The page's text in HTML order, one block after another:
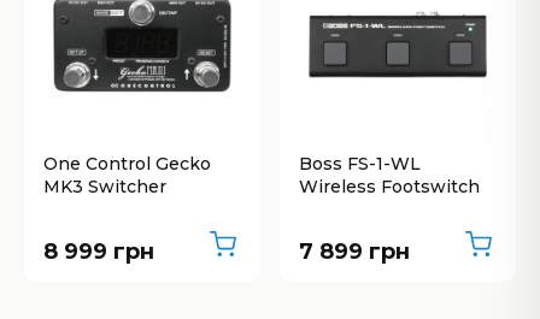
One Control Gecko
MK3 Switcher
8 999 грн
Boss FS-1-WL
Wireless Footswitch
7 899 грн